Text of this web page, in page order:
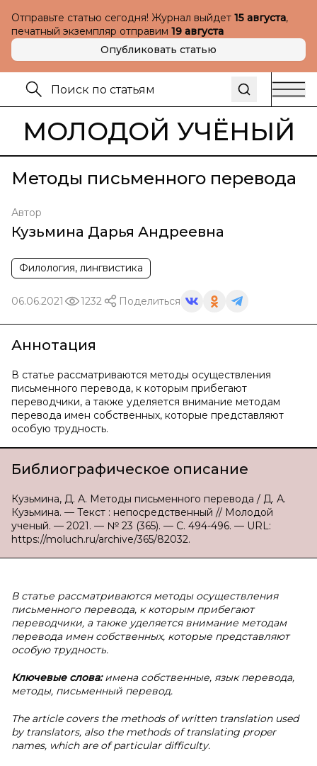
Отправьте статью сегодня! Журнал выйдет 15 августа,
печатный экземпляр отправим 19 августа
Опубликовать статью
МОЛОДОЙ УЧЁНЫЙ
Методы письменного перевода
Автор
Кузьмина Дарья Андреевна
Филология, лингвистика
06.06.2021 1232 Поделиться
Аннотация
В статье рассматриваются методы осуществления
письменного перевода, к которым прибегают
переводчики, а также уделяется внимание методам
перевода имен собственных, которые представляют
особую трудность.
Библиографическое описание
Кузьмина, Д. А. Методы письменного перевода / Д. А.
Кузьмина. — Текст : непосредственный // Молодой
ученый. — 2021. — № 23 (365). — С. 494-496. — URL:
https://moluch.ru/archive/365/82032.
В статье рассматриваются методы осуществления
письменного перевода, к которым прибегают
переводчики, а также уделяется внимание методам
перевода имен собственных, которые представляют
особую трудность.
Ключевые слова:имена собственные, язык перевода,
методы, письменный перевод.
The article covers the methods of written translation used
by translators, also the methods of translating proper
names, which are of particular difficulty.